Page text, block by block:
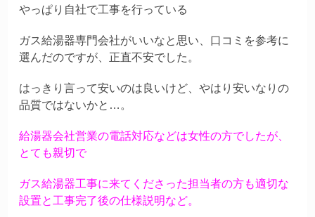
やっぱり自社で工事を行っている
ガス給湯器専門会社がいいなと思い、口コミを参考に
選んだのですが、正直不安でした。
はっきり言って安いのは良いけど、やはり安いなりの
品質ではないかと…。
給湯器会社営業の電話対応などは女性の方でしたが、
とても親切で
ガス給湯器工事に来てくださった担当者の方も適切な
設置と工事完了後の仕様説明など。